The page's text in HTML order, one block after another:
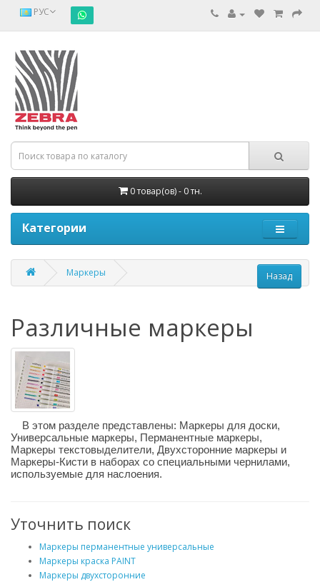
РУС
0 товар(ов) - 0 тн.
Категории
Маркеры
Различные маркеры
В этом разделе представлены: Маркеры для доски,
Универсальные маркеры, Перманентные маркеры,
Маркеры текстовыделители, Двухсторонние маркеры и
Маркеры-Кисти в наборах со специальными чернилами,
используемые для наслоения.
Уточнить поиск
Маркеры перманентные универсальные
Маркеры краска PAINT
Маркеры двухсторонние